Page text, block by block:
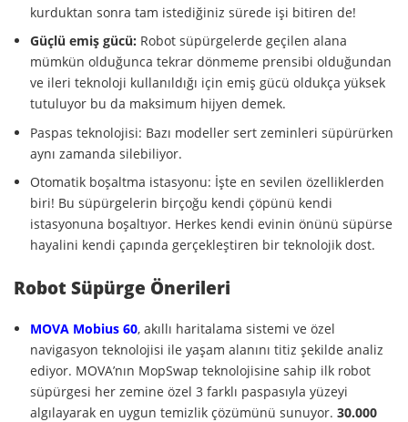
kurduktan sonra tam istediğiniz sürede işi bitiren de!
Güçlü emiş gücü: Robot süpürgelerde geçilen alana
mümkün olduğunca tekrar dönmeme prensibi olduğundan
ve ileri teknoloji kullanıldığı için emiş gücü oldukça yüksek
tutuluyor bu da maksimum hijyen demek.
Paspas teknolojisi: Bazı modeller sert zeminleri süpürürken
aynı zamanda silebiliyor.
Otomatik boşaltma istasyonu: İşte en sevilen özelliklerden
biri! Bu süpürgelerin birçoğu kendi çöpünü kendi
istasyonuna boşaltıyor. Herkes kendi evinin önünü süpürse
hayalini kendi çapında gerçekleştiren bir teknolojik dost.
Robot Süpürge Önerileri
MOVA Mobius 60, akıllı haritalama sistemi ve özel
navigasyon teknolojisi ile yaşam alanını titiz şekilde analiz
ediyor. MOVA’nın MopSwap teknolojisine sahip ilk robot
süpürgesi her zemine özel 3 farklı paspasıyla yüzeyi
algılayarak en uygun temizlik çözümünü sunuyor.30.000